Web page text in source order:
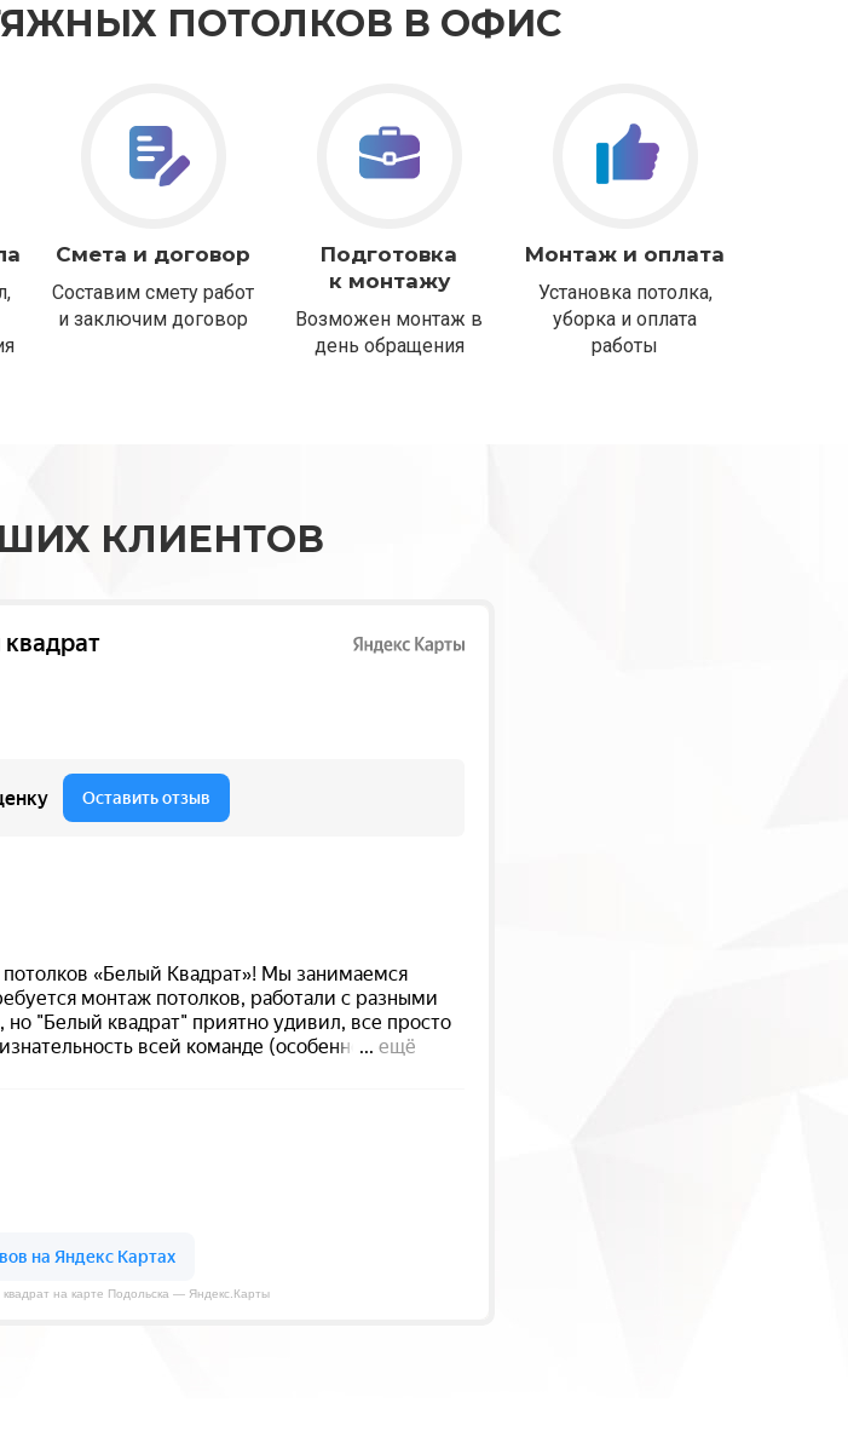
ПОТОЛКОВ В ОФИС
Смета и договор
Составим смету работ
и заключим договор
Подготовка
к монтажу
Возможен монтаж в
день обращения
Монтаж и оплата
Установка потолка,
уборка и оплата
работы
КЛИЕНТОВ
на карте Подольска — Яндекс.Карты